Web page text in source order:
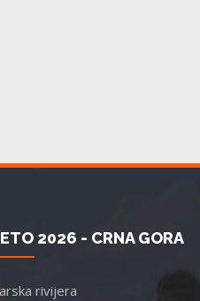
2026 - CRNA GORA
rivijera